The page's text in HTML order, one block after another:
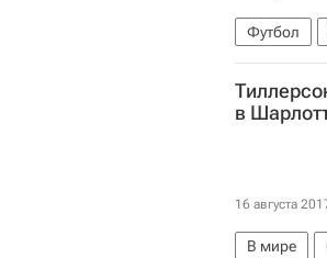
Футбол
Севилья
в
16 августа
В мире